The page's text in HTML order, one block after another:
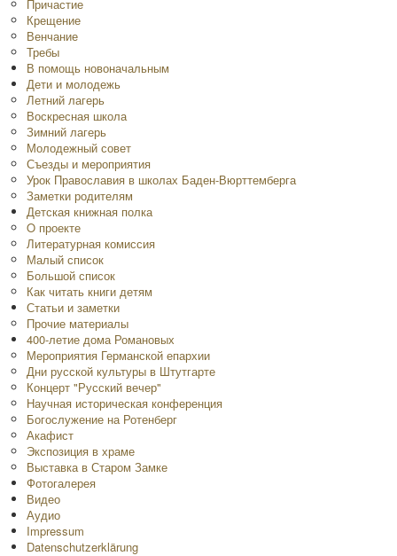
Причастие
Крещение
Венчание
Требы
В помощь новоначальным
Дети и молодежь
Летний лагерь
Воскресная школа
Зимний лагерь
Молодежный совет
Съезды и мероприятия
Урок Православия в школах Баден-Вюрттемберга
Заметки родителям
Детская книжная полка
O проекте
Литературная комиссия
Малый список
Большой список
Как читать книги детям
Статьи и заметки
Прочие материалы
400-летие дома Романовых
Мероприятия Германской епархии
Дни русской культуры в Штутгарте
Концерт "Русский вечер"
Научная историческая конференция
Богослужение на Ротенберг
Акафист
Экспозиция в храме
Выставка в Старом Замке
Фотогалерея
Видео
Аудио
Impressum
Datenschutzerklärung